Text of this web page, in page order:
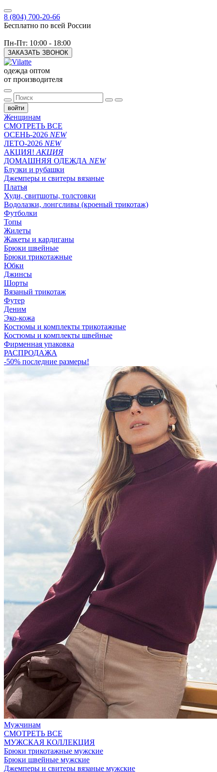
8 (804) 700-20-66
Бесплатно по всей России
Пн-Пт: 10:00 - 18:00
ЗАКАЗАТЬ ЗВОНОК
одежда оптом
от производителя
войти
Женщинам
СМОТРЕТЬ ВСЕ
ОСЕНЬ-2026 NEW
ЛЕТО-2026 NEW
АКЦИЯ! АКЦИЯ
ДОМАШНЯЯ ОДЕЖДА NEW
Блузки и рубашки
Джемперы и свитеры вязаные
Платья
Худи, свитшоты, толстовки
Водолазки, лонгсливы (кроеный трикотаж)
Футболки
Топы
Жилеты
Жакеты и кардиганы
Брюки швейные
Брюки трикотажные
Юбки
Джинсы
Шорты
Вязаный трикотаж
Футер
Деним
Эко-кожа
Костюмы и комплекты трикотажные
Костюмы и комплекты швейные
Фирменная упаковка
РАСПРОДАЖА
-50% последние размеры!
Мужчинам
СМОТРЕТЬ ВСЕ
МУЖСКАЯ КОЛЛЕКЦИЯ
Брюки трикотажные мужские
Брюки швейные мужские
Джемперы и свитеры вязаные мужские